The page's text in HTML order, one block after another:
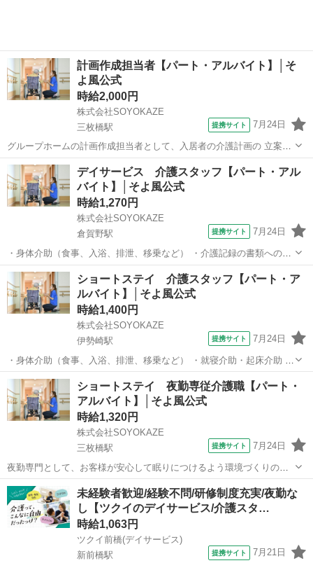
計画作成担当者【パート・アルバイト】│そ
よ風公式
時給2,000円
株式会社SOYOKAZE
三枚橋駅
提携サイト 7月24日
グループホームの計画作成担当者として、入居者の介護計画の 立案・
作成・実施・見直し業務となります。 ・ご家族・病院の報告・連絡・
相談 ・入退去・介護保険認定の手続き等 ・身体介助、レクリエーショ
ン実施、介護記録記入 ・食事...
群馬 太田市 三枚橋駅 ケアマネージャー
デイサービス 介護スタッフ【パート・アル
バイト】│そよ風公式
時給1,270円
株式会社SOYOKAZE
倉賀野駅
提携サイト 7月24日
・身体介助（食事、入浴、排泄、移乗など） ・介護記録の書類への記
入（ご利用報告など、簡単なＰＣ操作） ・機能訓練補助業務 ・レクリ
エーションや体操の実施 ・清掃、洗濯などの間接業務 ・食事の準備、
お茶とおやつ出し ・送迎・添...
群馬 高崎市 倉賀野駅 介護
ショートステイ 介護スタッフ【パート・ア
ルバイト】│そよ風公式
時給1,400円
株式会社SOYOKAZE
伊勢崎駅
提携サイト 7月24日
・身体介助（食事、入浴、排泄、移乗など） ・就寝介助・起床介助 ・
介護記録の書類への記入（ご利用報告など、簡単なＰＣ操作） ・機能
訓練補助業務 ・レクリエーションや体操の実施 ・清掃、洗濯などの間
接業務 ・食事の準備、お茶と...
群馬 伊勢崎市 伊勢崎駅 介護
ショートステイ 夜勤専従介護職【パート・
アルバイト】│そよ風公式
時給1,320円
株式会社SOYOKAZE
三枚橋駅
提携サイト 7月24日
夜勤専門として、お客様が安心して眠りにつけるよう環境づくりのお
仕事です。 空き時間にはフロア清掃や記録とり、洗濯、雑務などをお
願いします。 夜勤シフト帯の生活全般の介助・食事介助、各書類作成
等を行っていただきます。 ・食...
群馬 三枚橋駅 介護
未経験者歓迎/経験不問/研修制度充実/夜勤な
し【ツクイのデイサービス/介護スタ…
時給1,063円
ツクイ前橋(デイサービス)
新前橋駅
提携サイト 7月21日